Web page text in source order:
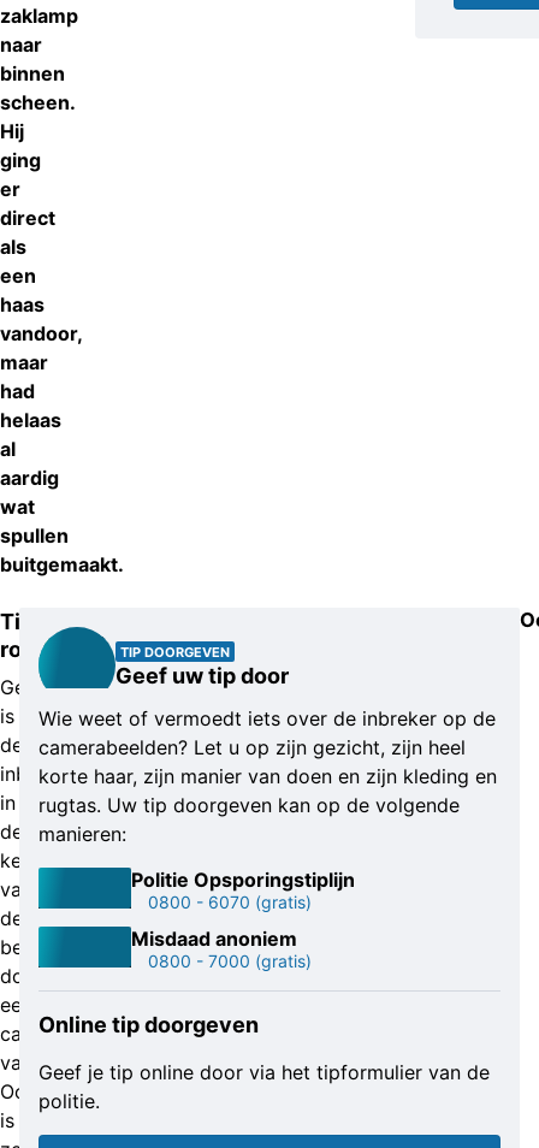
zaklamp
naar
binnen
scheen.
Hij
ging
er
direct
als
een
haas
vandoor,
maar
had
helaas
al
aardig
wat
spullen
buitgemaakt.
Tijdje
rondgehangen
Gelukkig
is
de
inbreker
in
de
keuken
van
de
bewoners
door
een
camera
vastgelegd.
Ook
is
TIP DOORGEVEN
Geef uw tip door
Wie weet of vermoedt iets over de inbreker op de
camerabeelden? Let u op zijn gezicht, zijn heel
korte haar, zijn manier van doen en zijn kleding en
rugtas. Uw tip doorgeven kan op de volgende
manieren:
Politie Opsporingstiplijn
0800 - 6070 (gratis)
Misdaad anoniem
0800 - 7000 (gratis)
Online tip doorgeven
Geef je tip online door via het tipformulier van de
politie.